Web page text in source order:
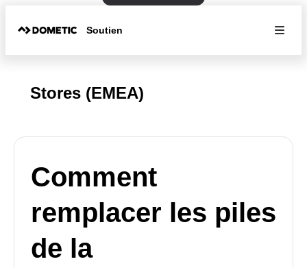
Soutien
Stores (EMEA)
Comment
remplacer les piles
de la